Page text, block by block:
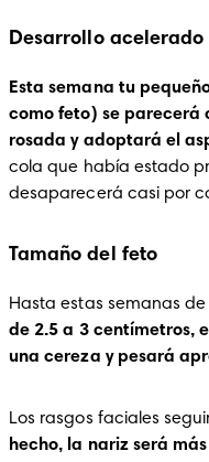
Desarrollo acelerado
Esta semana tu
como feto) se parecerá
rosada y adoptará el
cola que había estado
desaparecerá casi por
Tamaño del feto
Hasta estas semanas
de 2.5 a 3 centímetros,
una cereza y pesará
Los rasgos faciales
hecho, la nariz será